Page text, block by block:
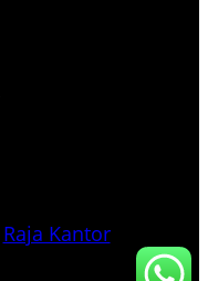
Raja Kantor